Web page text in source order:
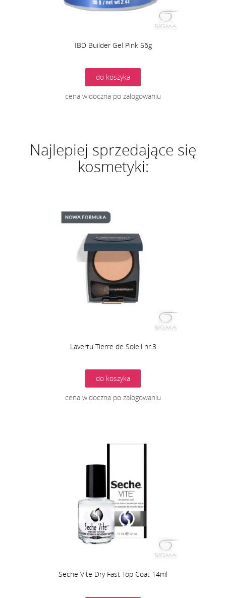
IBD Builder Gel Pink 56g
do koszyka
cena widoczna po zalogowaniu
Najlepiej sprzedające się
kosmetyki:
Lavertu Tierre de Soleil nr.3
do koszyka
cena widoczna po zalogowaniu
Seche Vite Dry Fast Top Coat 14ml